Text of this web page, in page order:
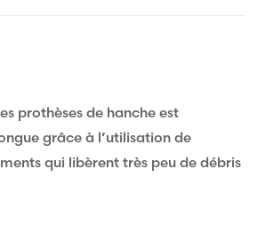
prothèses de hanche est
grâce à l’utilisation de
qui libèrent très peu de débris